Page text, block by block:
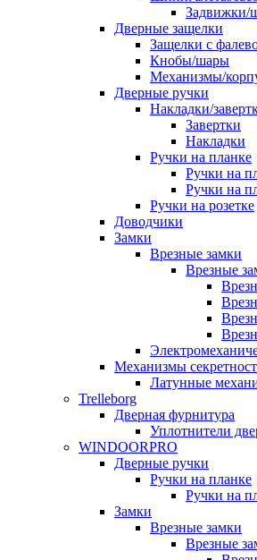
Задвижки/
Дверные защелки
Защелки с
Кнобы/шары
Механизмы/
Дверные ручки
Накладки/
Завертки
Накладки
Ручки на планке
Ручки на
Ручки на
Ручки на розетке
Доводчики
Замки
Врезные замки
Врезные
Механизмы
Латунные
Trelleborg
Дверная фурнитура
Уплотнители
WINDOORPRO
Дверные ручки
Ручки на планке
Ручки на
Замки
Врезные замки
Врезные